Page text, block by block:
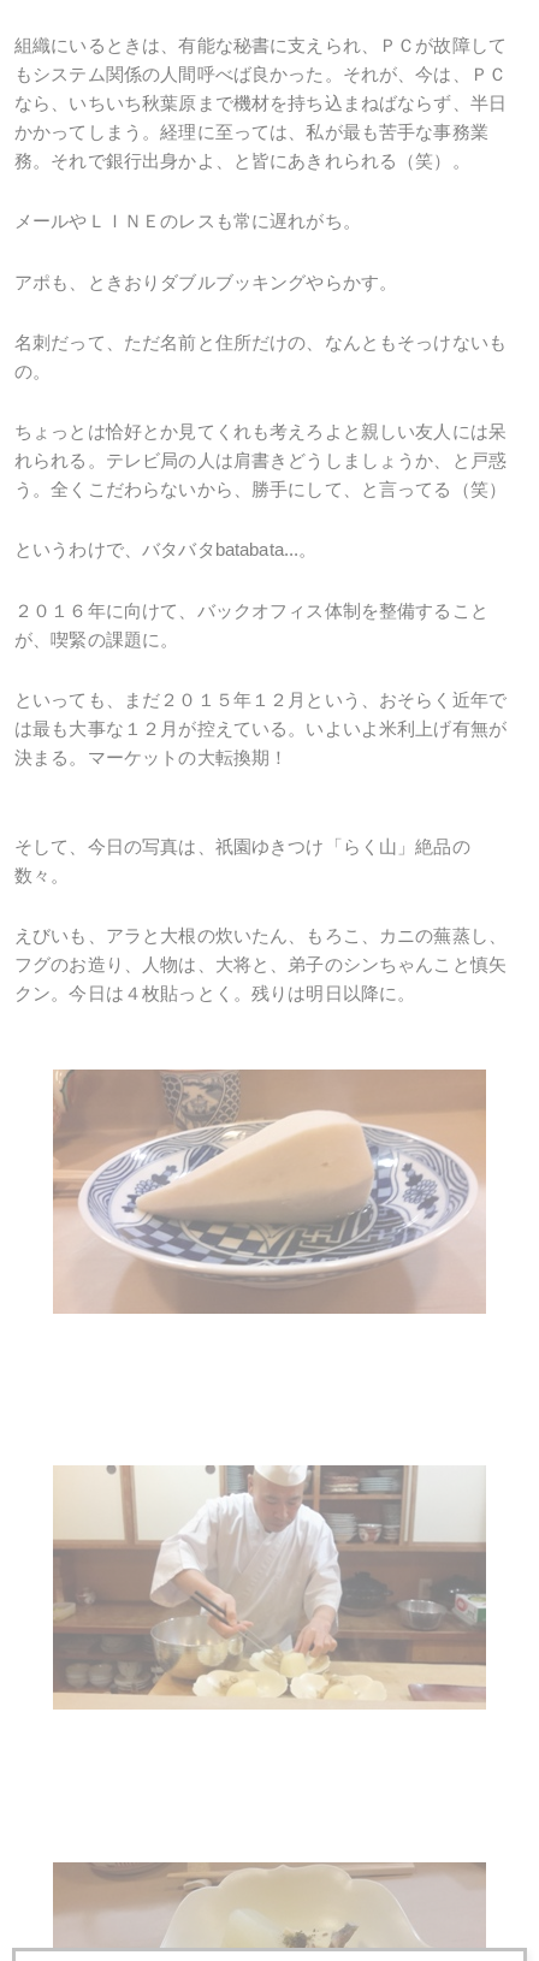
組織にいるときは、有能な秘書に支えられ、ＰＣが故障して
もシステム関係の人間呼べば良かった。それが、今は、ＰＣ
なら、いちいち秋葉原まで機材を持ち込まねばならず、半日
かかってしまう。経理に至っては、私が最も苦手な事務業
務。それで銀行出身かよ、と皆にあきれられる（笑）。
メールやＬＩＮＥのレスも常に遅れがち。
アポも、ときおりダブルブッキングやらかす。
名刺だって、ただ名前と住所だけの、なんともそっけないも
の。
ちょっとは恰好とか見てくれも考えろよと親しい友人には呆
れられる。テレビ局の人は肩書きどうしましょうか、と戸惑
う。全くこだわらないから、勝手にして、と言ってる（笑）
というわけで、バタバタ batabata...。
２０１６年に向けて、バックオフィス体制を整備すること
が、喫緊の課題に。
といっても、まだ２０１５年１２月という、おそらく近年で
は最も大事な１２月が控えている。いよいよ米利上げ有無が
決まる。マーケットの大転換期！
そして、今日の写真は、祇園ゆきつけ「らく山」絶品の
数々。
えびいも、アラと大根の炊いたん、もろこ、カニの蕪蒸し、
フグのお造り、人物は、大将と、弟子のシンちゃんこと慎矢
クン。今日は４枚貼っとく。残りは明日以降に。